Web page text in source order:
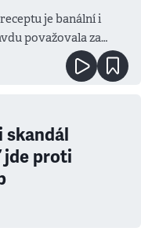
je banální i
považovala za
skandál
jde proti